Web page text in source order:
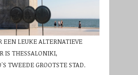
EEN LEUKE ALTERNATIEVE
IS THESSALONIKI,
TWEEDE GROOTSTE STAD.